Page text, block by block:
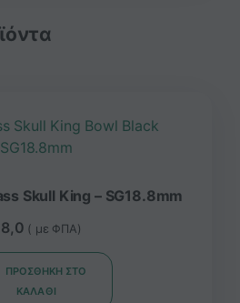
Skull King – SG18.8mm
8,0 ( με ΦΠΑ)
ΠΡΟΣΘΉΚΗ ΣΤΟ
ΚΑΛΆΘΙ